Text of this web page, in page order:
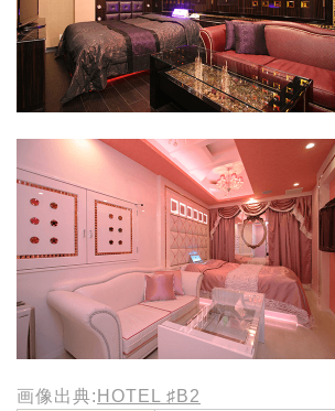
画像出典: HOTEL ♯B2